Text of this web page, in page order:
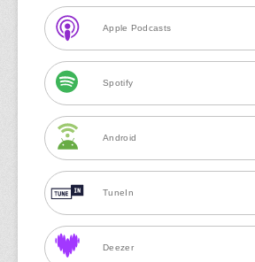
Apple Podcasts
Spotify
Android
TuneIn
Deezer